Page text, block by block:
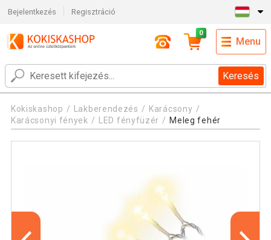
Bejelentkezés Regisztráció
Keresés
0
Menu
Kokiskashop Lakberendezés
Karácsony
Karácsonyi fények
LED fényfüzér Meleg fehér